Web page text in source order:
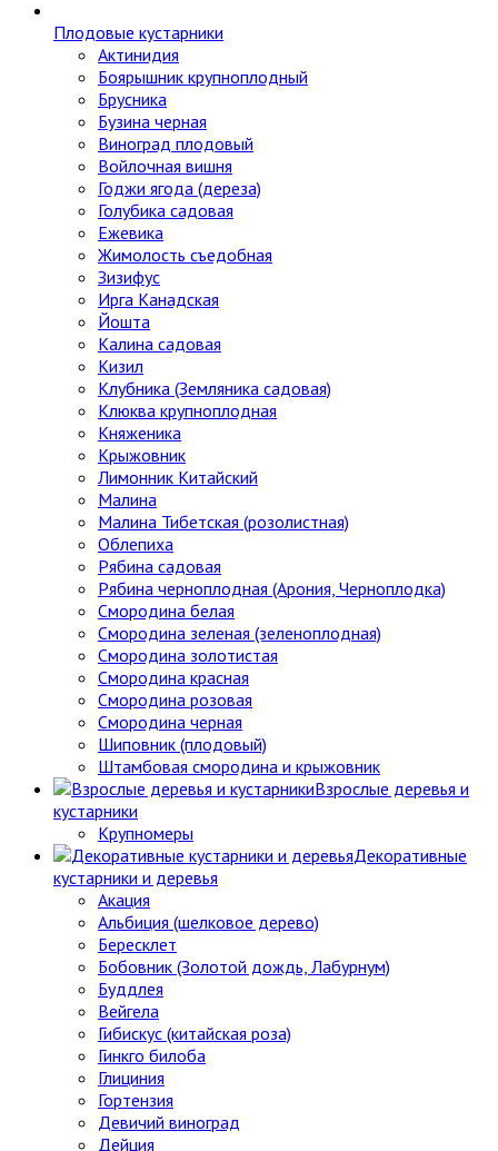
Плодовые кустарники
Актинидия
Боярышник крупноплодный
Брусника
Бузина черная
Виноград плодовый
Войлочная вишня
Годжи ягода (дереза)
Голубика садовая
Ежевика
Жимолость съедобная
Зизифус
Ирга Канадская
Йошта
Калина садовая
Кизил
Клубника (Земляника садовая)
Клюква крупноплодная
Княженика
Крыжовник
Лимонник Китайский
Малина
Малина Тибетская (розолистная)
Облепиха
Рябина садовая
Рябина черноплодная (Арония, Черноплодка)
Смородина белая
Смородина зеленая (зеленоплодная)
Смородина золотистая
Смородина красная
Смородина розовая
Смородина черная
Шиповник (плодовый)
Штамбовая смородина и крыжовник
Взрослые деревья и
кустарники
Крупномеры
Декоративные
кустарники и деревья
Акация
Альбиция (шелковое дерево)
Бересклет
Бобовник (Золотой дождь, Лабурнум)
Буддлея
Вейгела
Гибискус (китайская роза)
Гинкго билоба
Глициния
Гортензия
Девичий виноград
Дейция